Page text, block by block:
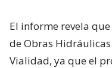
El informe revela
de Obras
Vialidad, ya que el